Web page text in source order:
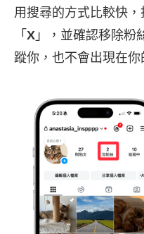
用搜尋的方式比較快
「 X 」，並確認移除粉
蹤你，也不會出現在你